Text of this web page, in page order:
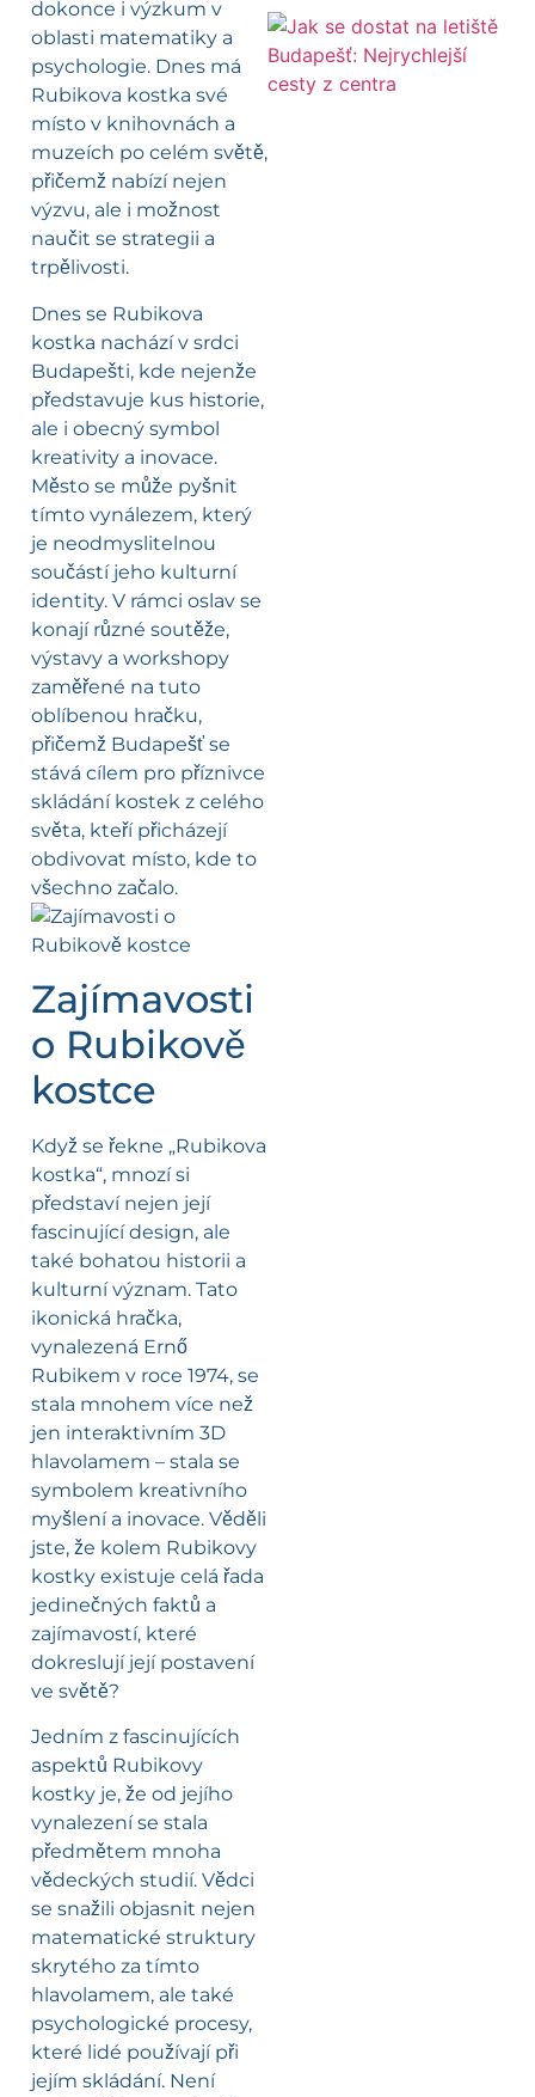
dokonce i výzkum v
oblasti matematiky a
psychologie. Dnes má
Rubikova kostka své
místo v knihovnách a
muzeích po celém světě,
přičemž nabízí nejen
výzvu, ale i možnost
naučit se strategii a
trpělivosti.
Dnes se Rubikova
kostka nachází v srdci
Budapešti, kde nejenže
představuje kus historie,
ale i obecný symbol
kreativity a inovace.
Město se může pyšnit
tímto vynálezem, který
je neodmyslitelnou
součástí jeho kulturní
identity. V rámci oslav se
konají různé soutěže,
výstavy a workshopy
zaměřené na tuto
oblíbenou hračku,
přičemž Budapešť se
stává cílem pro příznivce
skládání kostek z celého
světa, kteří přicházejí
obdivovat místo, kde to
všechno začalo.
Zajímavosti
o Rubikově
kostce
Když se řekne „Rubikova
kostka“, mnozí si
představí nejen její
fascinující design, ale
také bohatou historii a
kulturní význam. Tato
ikonická hračka,
vynalezená Ernő
Rubikem v roce 1974, se
stala mnohem více než
jen interaktivním 3D
hlavolamem – stala se
symbolem kreativního
myšlení a inovace. Věděli
jste, že kolem Rubikovy
kostky existuje celá řada
jedinečných faktů a
zajímavostí, které
dokreslují její postavení
ve světě?
Jedním z fascinujících
aspektů Rubikovy
kostky je, že od jejího
vynalezení se stala
předmětem mnoha
vědeckých studií. Vědci
se snažili objasnit nejen
matematické struktury
skrytého za tímto
hlavolamem, ale také
psychologické procesy,
které lidé používají při
jejím skládání. Není